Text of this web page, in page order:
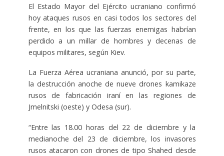
El Estado Mayor del Ejército ucraniano confirmó
hoy ataques rusos en casi todos los sectores del
frente, en los que las fuerzas enemigas habrían
perdido a un millar de hombres y decenas de
equipos militares, según Kiev.
La Fuerza Aérea ucraniana anunció, por su parte,
la destrucción anoche de nueve drones kamikaze
rusos de fabricación iraní en las regiones de
Jmelnitski (oeste) y Odesa (sur).
“Entre las 18.00 horas del 22 de diciembre y la
medianoche del 23 de diciembre, los invasores
rusos atacaron con drones de tipo Shahed desde